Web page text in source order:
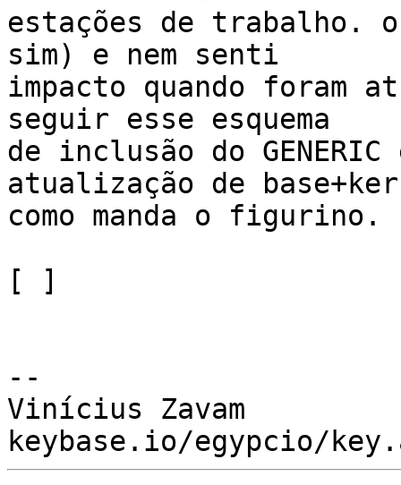
estações de trabalho.
sim) e nem senti
impacto quando foram
seguir esse esquema
de inclusão do
atualização de
como manda o figurino.
[ ]
--
Vinícius Zavam